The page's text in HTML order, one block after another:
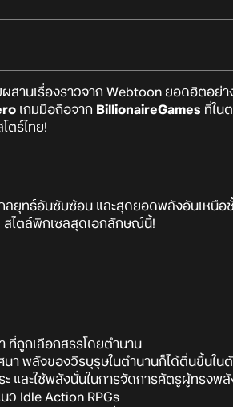
สานเรื่องราวจาก Webtoon ยอดฮิตอย่า
เกมมือถือจาก BillionaireGames ที่ใน
ตร์ไทย!
ลยุทธ์อันซับซ้อน และสุดยอดพลังอันเหนือ
สไตล์พิกเซลสุดเอกลักษณ์นี้!
ที่ถูกเลือกสรรโดยตำนาน
า พลังของวีรบุรุษในตำนานก็ได้ตื่นขึ้นใน
ะ และใช้พลังนั่นในการจัดการศัตรูผู้ทรงพ
ว Idle Action RPGs